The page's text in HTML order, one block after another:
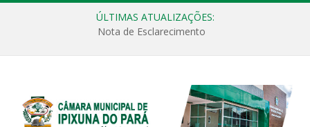
ÚLTIMAS ATUALIZAÇÕES:
Nota de Esclarecimento